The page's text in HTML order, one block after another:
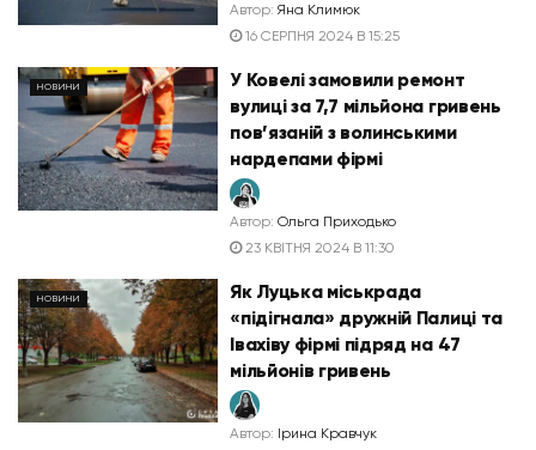
Автор: Яна Климюк
16 СЕРПНЯ 2024 В 15:25
НОВИНИ
У Ковелі замовили ремонт
вулиці за 7,7 мільйона гривень
пов’язаній з волинськими
нардепами фірмі
Автор: Ольга Приходько
23 КВІТНЯ 2024 В 11:30
НОВИНИ
Як Луцька міськрада
«підігнала» дружній Палиці та
Івахіву фірмі підряд на 47
мільйонів гривень
Автор: Ірина Кравчук